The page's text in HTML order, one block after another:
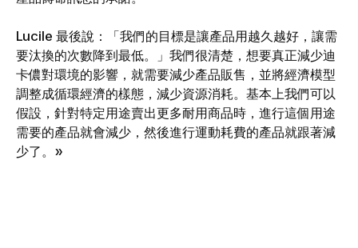
Lucile 最後說：「我們的目標是讓產品用越久越好，讓需
要汰換的次數降到最低。」我們很清楚，想要真正減少迪
卡儂對環境的影響，就需要減少產品販售，並將經濟模型
調整成循環經濟的樣態，減少資源消耗。基本上我們可以
假設，針對特定用途賣出更多耐用商品時，進行這個用途
需要的產品就會減少，然後進行運動耗費的產品就跟著減
少了。»